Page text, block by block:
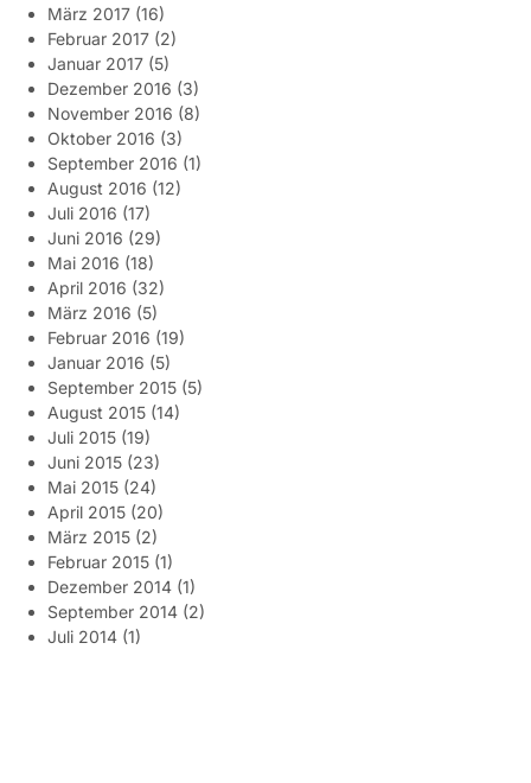
März 2017 (16)
Februar 2017 (2)
Januar 2017 (5)
Dezember 2016 (3)
November 2016 (8)
Oktober 2016 (3)
September 2016 (1)
August 2016 (12)
Juli 2016 (17)
Juni 2016 (29)
Mai 2016 (18)
April 2016 (32)
März 2016 (5)
Februar 2016 (19)
Januar 2016 (5)
September 2015 (5)
August 2015 (14)
Juli 2015 (19)
Juni 2015 (23)
Mai 2015 (24)
April 2015 (20)
März 2015 (2)
Februar 2015 (1)
Dezember 2014 (1)
September 2014 (2)
Juli 2014 (1)